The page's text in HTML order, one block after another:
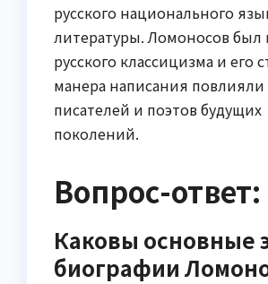
русского национального
литературы. Ломоносов
русского классицизма и его
манера написания
писателей и поэтов будущих
поколений.
Вопрос-ответ:
Каковы основные
биографии